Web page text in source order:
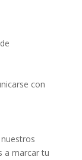
con
a marcar tu